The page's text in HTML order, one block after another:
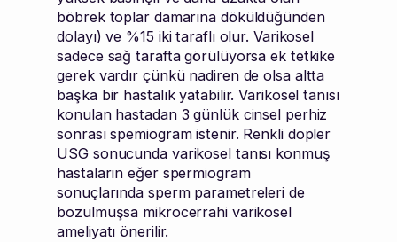
böbrek toplar damarına döküldüğünden
dolayı) ve %15 iki taraflı olur. Varikosel
sadece sağ tarafta görülüyorsa ek tetkike
gerek vardır çünkü nadiren de olsa altta
başka bir hastalık yatabilir. Varikosel tanısı
konulan hastadan 3 günlük cinsel perhiz
sonrası spemiogram istenir. Renkli dopler
USG sonucunda varikosel tanısı konmuş
hastaların eğer spermiogram
sonuçlarında sperm parametreleri de
bozulmuşsa mikrocerrahi varikosel
ameliyatı önerilir.